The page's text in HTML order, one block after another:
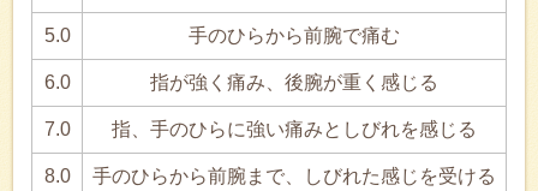
5.0 手のひらから前腕で痛む
6.0 指が強く痛み、後腕が重く感じる
7.0 指、手のひらに強い痛みとしびれを感じる
8.0 手のひらから前腕まで、しびれた感じを受ける